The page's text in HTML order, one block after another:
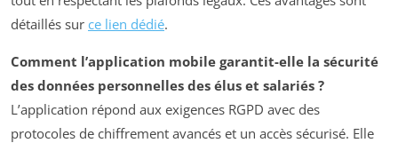
détaillés sur ce lien dédié.
Comment l’application mobile garantit-elle la sécurité
des données personnelles des élus et salariés ?
L’application répond aux exigences RGPD avec des
protocoles de chiffrement avancés et un accès sécurisé. Elle